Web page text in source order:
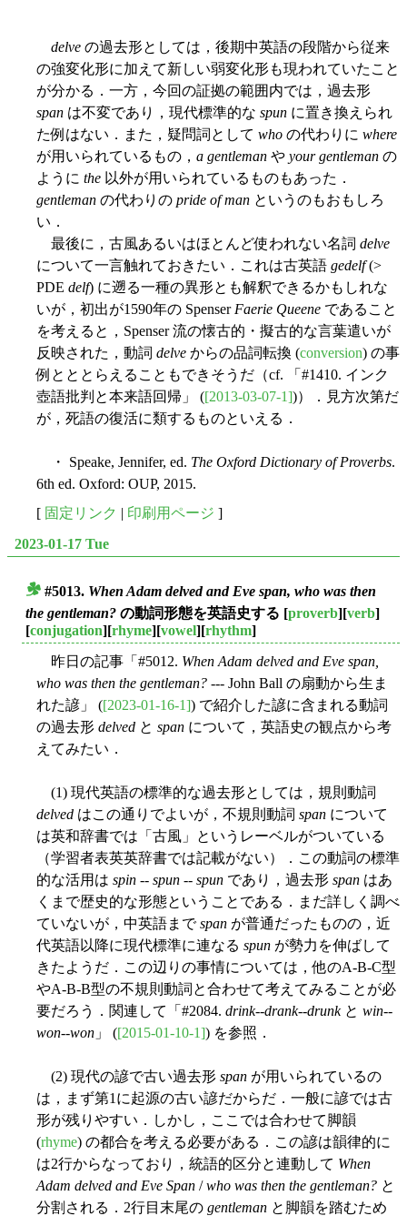
delve の過去形としては，後期中英語の段階から従来
の強変化形に加えて新しい弱変化形も現われていたこと
が分かる．一方，今回の証拠の範囲内では，過去形
span は不変であり，現代標準的な spun に置き換えられ
た例はない．また，疑問詞として who の代わりに where
が用いられているもの， a gentleman や your gentleman の
ように the 以外が用いられているものもあった．
gentleman の代わりの pride of man というのもおもしろ
い．
最後に，古風あるいはほとんど使われない名詞 delve
について一言触れておきたい．これは古英語 gedelf(>
PDE delf) に遡る一種の異形とも解釈できるかもしれな
いが，初出が1590年の Spenser Faerie Queene であること
を考えると，Spenser 流の懐古的・擬古的な言葉遣いが
反映された，動詞 delve からの品詞転換 (conversion) の事
例とととらえることもできそうだ（cf. 「#1410. インク
壺語批判と本来語回帰」 ([2013-03-07-1])）．見方次第だ
が，死語の復活に類するものといえる．
・ Speake, Jennifer, ed. The Oxford Dictionary of Proverbs.
6th ed. Oxford: OUP, 2015.
[ 固定リンク | 印刷用ページ ]
2023-01-17 Tue
#5013. When Adam delved and Eve span, who was then
the gentleman? の動詞形態を英語史する [proverb][verb]
[conjugation][rhyme][vowel][rhythm]
昨日の記事「#5012. When Adam delved and Eve span,
who was then the gentleman? --- John Ball の扇動から生ま
れた諺」 ([2023-01-16-1]) で紹介した諺に含まれる動詞
の過去形 delved と span について，英語史の観点から考
えてみたい．
(1) 現代英語の標準的な過去形としては，規則動詞
delved はこの通りでよいが，不規則動詞 span について
は英和辞書では「古風」というレーベルがついている
（学習者表英英辞書では記載がない）．この動詞の標準
的な活用は spin -- spun -- spun であり，過去形 span はあ
くまで歴史的な形態ということである．まだ詳しく調べ
ていないが，中英語までspan が普通だったものの，近
代英語以降に現代標準に連なる spun が勢力を伸ばして
きたようだ．この辺りの事情については，他のA-B-C型
やA-B-B型の不規則動詞と合わせて考えてみることが必
要だろう．関連して「#2084. drink--drank--drunkと win--
won--won 」 ([2015-01-10-1]) を参照．
(2) 現代の諺で古い過去形 span が用いられているの
は，まず第1に起源の古い諺だからだ．一般に諺では古
形が残りやすい．しかし，ここでは合わせて脚韻
(rhyme) の都合を考える必要がある．この諺は韻律的に
は2行からなっており，統語的区分と連動して When
Adam delved and Eve Span /who was then the gentleman? と
分割される．2行目末尾の gentleman と脚韻を踏むため